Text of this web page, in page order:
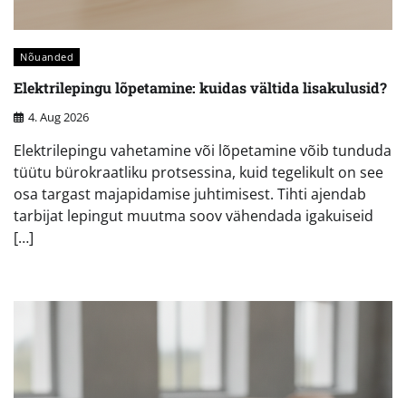
Nõuanded
Elektrilepingu lõpetamine: kuidas vältida lisakulusid?
4. Aug 2026
Elektrilepingu vahetamine või lõpetamine võib tunduda
tüütu bürokraatliku protsessina, kuid tegelikult on see
osa targast majapidamise juhtimisest. Tihti ajendab
tarbijat lepingut muutma soov vähendada igakuiseid
[…]